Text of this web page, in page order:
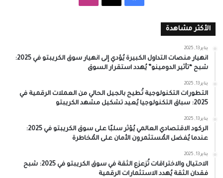
الأكثر مشاهدة
يناير 13, 2025
انهيار منصات التداول الكبيرة يُؤدي إلى انهيار سوق الكريبتو في 2025:
شبح “تأثير الدومينو” يُهدد استقرار السوق
يناير 13, 2025
التطورات التكنولوجية تُطيح بالجيل الحالي من العملات الرقمية في
2025: سباق التكنولوجيا يُعيد تشكيل مشهد الكريبتو
يناير 13, 2025
الركود الاقتصادي العالمي يُؤثر سلبًا على سوق الكريبتو في 2025:
عندما يُفضل المُستثمرون الأمان على المُخاطرة
يناير 13, 2025
الاحتيال والاختراقات تُزعزع الثقة في سوق الكريبتو في 2025: شبح
فقدان الثقة يُهدد الاستثمارات الرقمية